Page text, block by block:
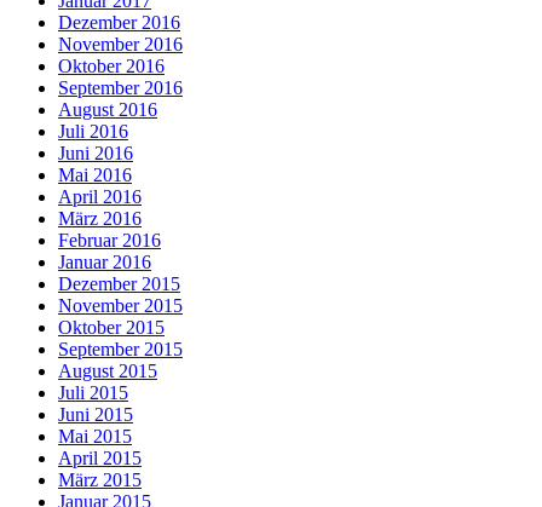
Dezember 2016
November 2016
Oktober 2016
September 2016
August 2016
Juli 2016
Juni 2016
Mai 2016
April 2016
März 2016
Februar 2016
Januar 2016
Dezember 2015
November 2015
Oktober 2015
September 2015
August 2015
Juli 2015
Juni 2015
Mai 2015
April 2015
März 2015
Januar 2015